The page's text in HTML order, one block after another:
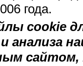
года.
cookie
анализа